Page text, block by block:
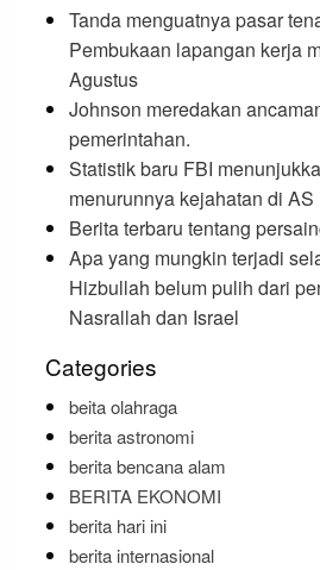
Tanda menguatnya pasar
Pembukaan lapangan kerja
Agustus
Johnson meredakan
pemerintahan.
Statistik baru FBI
menurunnya kejahatan di AS
Berita terbaru tentang
Apa yang mungkin terjadi
Hizbullah belum pulih dari
Nasrallah dan Israel
Categories
beita olahraga
berita astronomi
berita bencana alam
BERITA EKONOMI
berita hari ini
berita internasional